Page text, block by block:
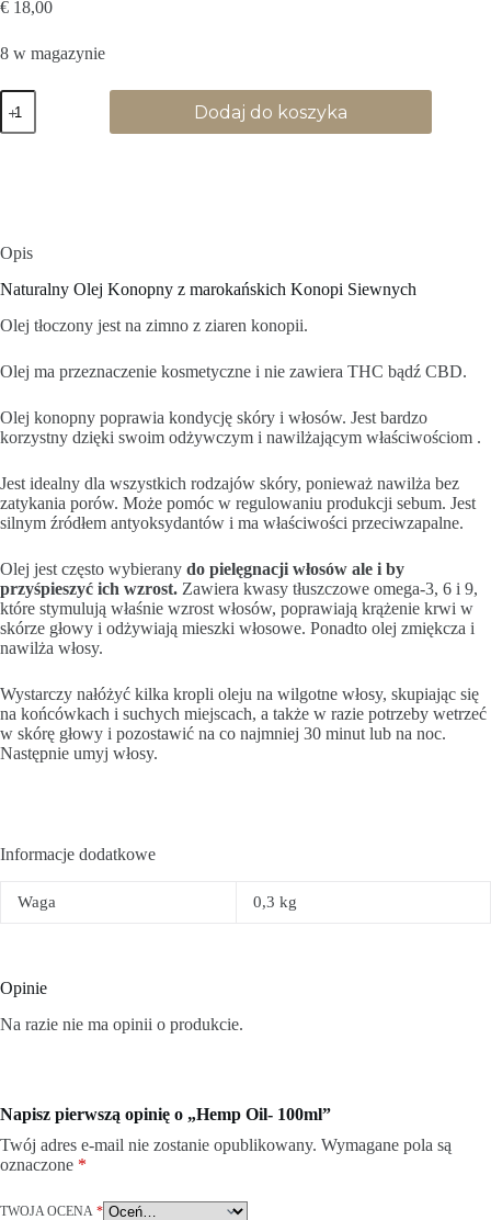
€ 18,00
8 w magazynie
ilość
Hemp
Oil-
Dodaj do koszyka
Opis
Naturalny Olej Konopny z marokańskich Konopi Siewnych
Olej tłoczony jest na zimno z ziaren konopii.
Olej ma przeznaczenie kosmetyczne i nie zawiera THC bądź CBD.
Olej konopny poprawia kondycję skóry i włosów. Jest bardzo
korzystny dzięki swoim odżywczym i nawilżającym właściwościom .
Jest idealny dla wszystkich rodzajów skóry, ponieważ nawilża bez
zatykania porów. Może pomóc w regulowaniu produkcji sebum. Jest
silnym źródłem antyoksydantów i ma właściwości przeciwzapalne.
Olej jest często wybierany do pielęgnacji włosów ale i by
przyśpieszyć ich wzrost. Zawiera kwasy tłuszczowe omega-3, 6 i 9,
które stymulują właśnie wzrost włosów, poprawiają krążenie krwi w
skórze głowy i odżywiają mieszki włosowe. Ponadto olej zmiękcza i
nawilża włosy.
Wystarczy nałóżyć kilka kropli oleju na wilgotne włosy, skupiając się
na końcówkach i suchych miejscach, a także w razie potrzeby wetrzeć
w skórę głowy i pozostawić na co najmniej 30 minut lub na noc.
Następnie umyj włosy.
Informacje dodatkowe
Waga 0,3 kg
Opinie
Na razie nie ma opinii o produkcie.
Napisz pierwszą opinię o „Hemp Oil- 100ml”
Twój adres e-mail nie zostanie opublikowany. Wymagane pola są
oznaczone *
TWOJA OCENA *